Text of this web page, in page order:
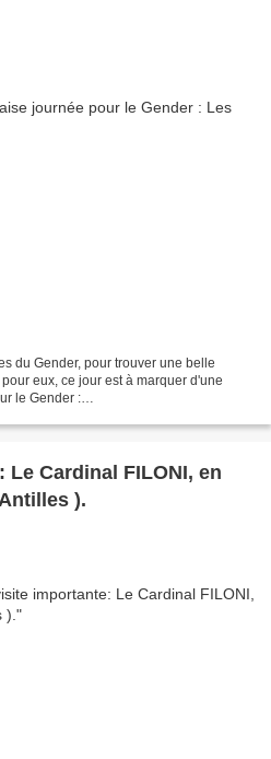
du Gender, pour trouver une belle
eux, ce jour est à marquer d'une
le Gender :
Cardinal FILONI, en
).